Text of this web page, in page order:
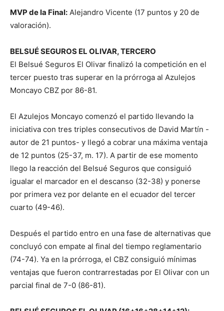
MVP de la Final: Alejandro Vicente (17 puntos y 20 de
valoración).
BELSUÉ SEGUROS EL OLIVAR, TERCERO
El Belsué Seguros El Olivar finalizó la competición en el
tercer puesto tras superar en la prórroga al Azulejos
Moncayo CBZ por 86-81.
El Azulejos Moncayo comenzó el partido llevando la
iniciativa con tres triples consecutivos de David Martín -
autor de 21 puntos- y llegó a cobrar una máxima ventaja
de 12 puntos (25-37, m. 17). A partir de ese momento
llego la reacción del Belsué Seguros que consiguió
igualar el marcador en el descanso (32-38) y ponerse
por primera vez por delante en el ecuador del tercer
cuarto (49-46).
Después el partido entro en una fase de alternativas que
concluyó con empate al final del tiempo reglamentario
(74-74). Ya en la prórroga, el CBZ consiguió mínimas
ventajas que fueron contrarrestadas por El Olivar con un
parcial final de 7-0 (86-81).